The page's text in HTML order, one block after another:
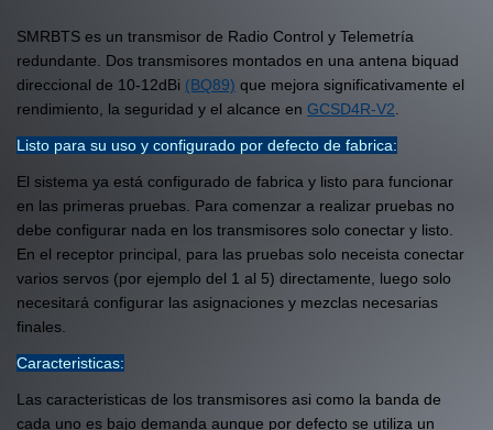
SMRBTS es un transmisor de Radio Control y Telemetría
redundante. Dos transmisores montados en una antena biquad
direccional de 10-12dBi (BQ89) que mejora significativamente el
rendimiento, la seguridad y el alcance en GCSD4R-V2
Listo para su uso y configurado por defecto de fabrica:
El sistema ya está configurado de fabrica y listo para funcionar
en las primeras pruebas. Para comenzar a realizar pruebas no
debe configurar nada en los transmisores solo conectar y listo.
En el receptor principal, para las pruebas solo neceista conectar
varios servos (por ejemplo del 1 al 5) directamente, luego solo
necesitará configurar las asignaciones y mezclas necesarias
finales.
Caracteristicas:
Las caracteristicas de los transmisores asi como la banda de
cada uno es bajo demanda aunque por defecto se utiliza un